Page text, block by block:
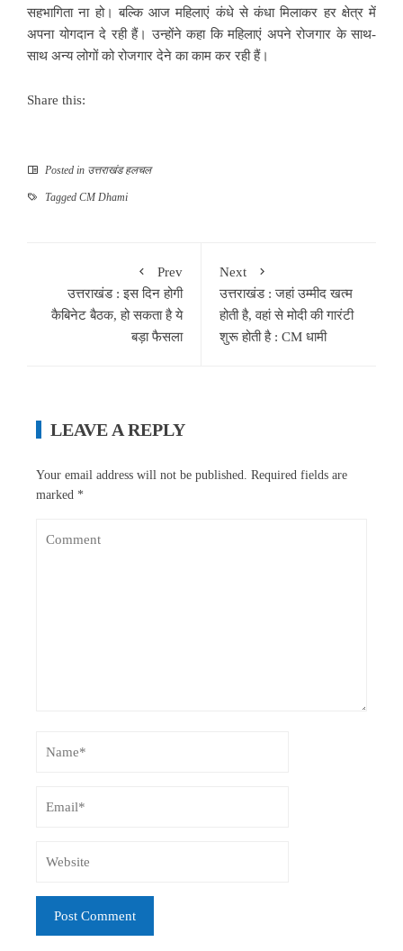
सहभागिता ना हो। बल्कि आज महिलाएं कंधे से कंधा मिलाकर हर क्षेत्र में
अपना योगदान दे रही हैं। उन्होंने कहा कि महिलाएं अपने रोजगार के साथ-
साथ अन्य लोगों को रोजगार देने का काम कर रही हैं।
Share this:
Posted in उत्तराखंड हलचल
Tagged CM Dhami
Prev
उत्तराखंड : इस दिन होगी
कैबिनेट बैठक, हो सकता है ये
बड़ा फैसला
Next
उत्तराखंड : जहां उम्मीद खत्म
होती है, वहां से मोदी की गारंटी
शुरू होती है : CM धामी
LEAVE A REPLY
Your email address will not be published. Required fields are
marked *